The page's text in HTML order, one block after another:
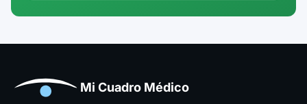
Huesca Mi Cuadro Médico